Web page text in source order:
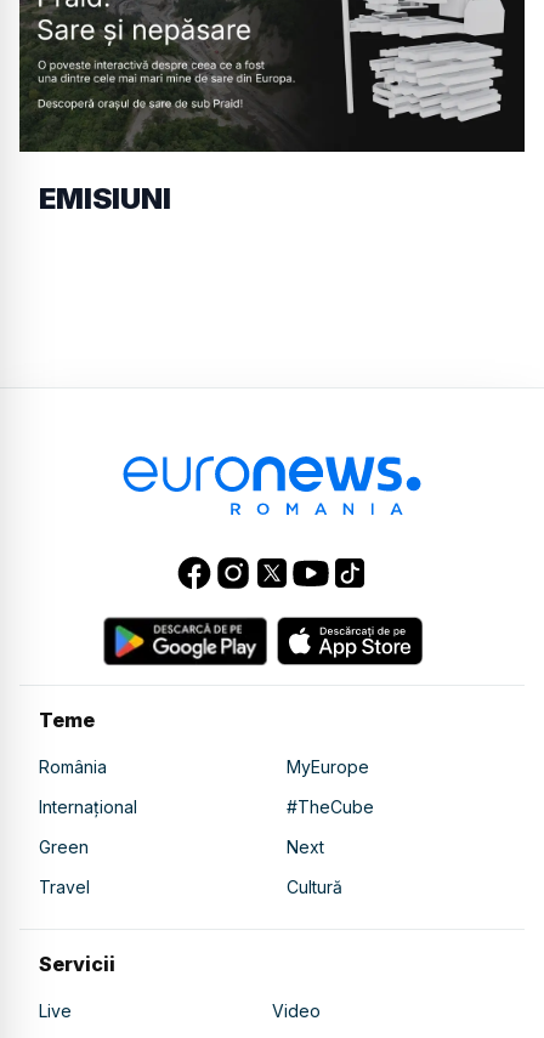
EMISIUNI
Teme
România
MyEurope
Internațional
#TheCube
Green
Next
Travel
Cultură
Servicii
Live
Video